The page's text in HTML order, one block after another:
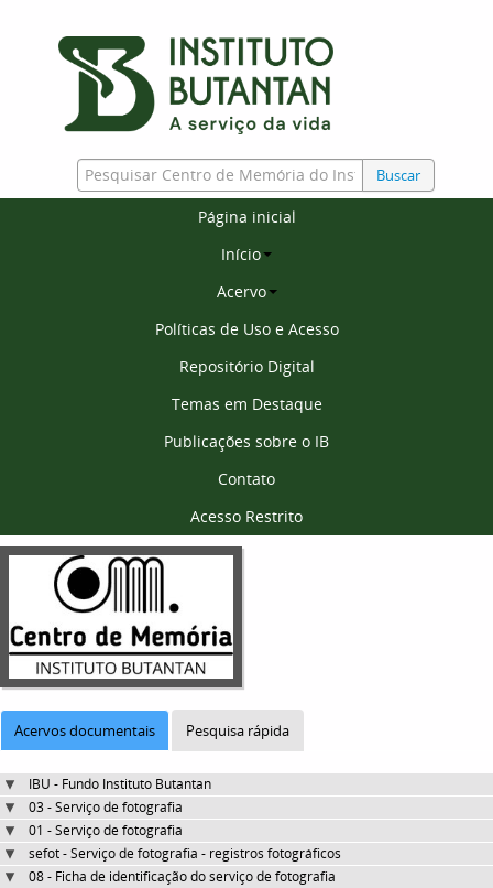
Buscar
Página inicial
Início
Acervo
Políticas de Uso e Acesso
Repositório Digital
Temas em Destaque
Publicações sobre o IB
Contato
Acesso Restrito
Acervos documentais Pesquisa rápida
IBU - Fundo Instituto Butantan
03 - Serviço de fotografia
01 - Serviço de fotografia
sefot - Serviço de fotografia - registros fotográficos
08 - Ficha de identificação do serviço de fotografia